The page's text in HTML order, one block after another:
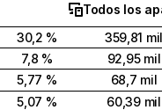
Todos los
30,2 %
359,81
7,8 %
92,95 mil
5,77 %
68,7 mil
5,07 %
60,39 mil